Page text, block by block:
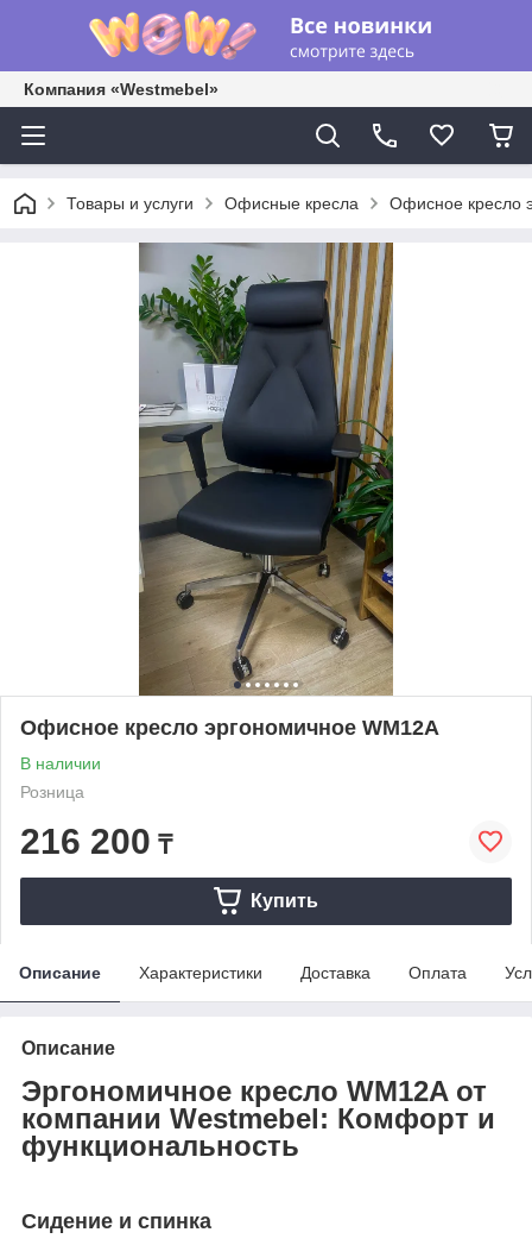
Компания «Westmebel»
Товары и услуги Офисные кресла Офисное кресло
Офисное кресло эргономичное WM12A
В наличии
Розница
216 200 ₸
Купить
Описание Характеристики Доставка Оплата
Описание
Эргономичное кресло WM12A от
компании Westmebel: Комфорт и
функциональность
Сидение и спинка